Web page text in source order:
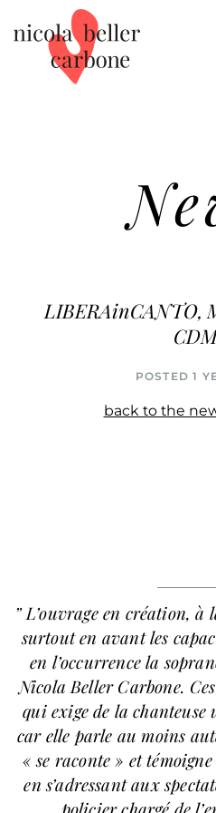
LIBERAinCANTO,
POSTED 1
back to the
” L’ouvrage en création,
surtout en avant les
en l’occurrence la
Nicola Beller Carbone.
qui exige de la
car elle parle au moins
« se raconte » et
en s’adressant aux